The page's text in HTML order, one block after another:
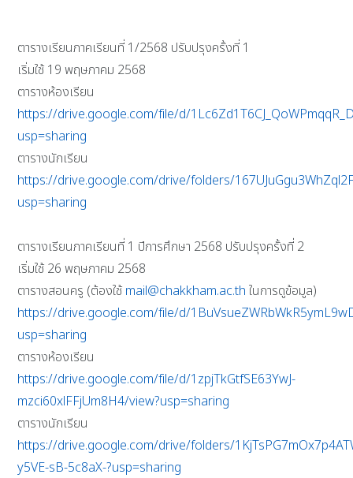
ตารางเรียนภาคเรียนที่ 1/2568 ปรับปรุงครั้งที่ 1
เริ่มใช้ 19 พฤษภาคม 2568
ตารางห้องเรียน
https://drive.google.com/file/d/
usp=sharing
ตารางนักเรียน
https://drive.google.com/drive/folders/
usp=sharing
ตารางเรียนภาคเรียนที่ 1 ปีการศึกษา 2568 ปรับปรุงครั้งที่ 2
เริ่มใช้ 26 พฤษภาคม 2568
ตารางสอนครู (ต้องใช้ mail@chakkham.ac.th ในการดูข้อมูล)
https://drive.google.com/file/d/
usp=sharing
ตารางห้องเรียน
https://drive.google.com/file/d/1zpjTkGtfSE63YwJ-
mzci60xlFFjUm8H4/view?usp=sharing
ตารางนักเรียน
https://drive.google.com/drive/folders/
y5VE-sB-5c8aX-?usp=sharing